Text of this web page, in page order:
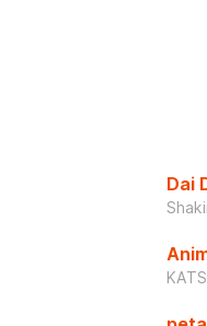
Dai